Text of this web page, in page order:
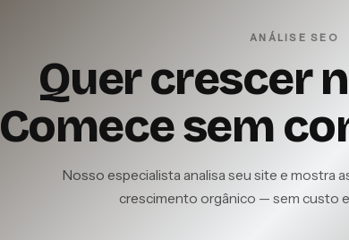
ANÁLISE SEO
Quer crescer
Comece sem
Nosso especialista analisa seu site e mostra
crescimento orgânico — sem custo